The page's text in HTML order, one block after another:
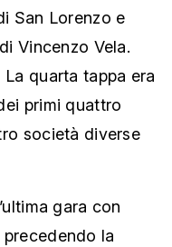
San Lorenzo e
Vincenzo Vela.
quarta tappa era
primi quattro
società diverse
gara con
la